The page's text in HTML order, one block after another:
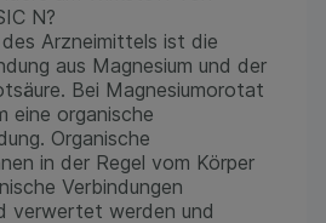
N?
Arzneimittels ist die
aus Magnesium und der
Bei Magnesiumorotat
eine organische
Organische
in der Regel vom Körper
Verbindungen
verwertet werden und